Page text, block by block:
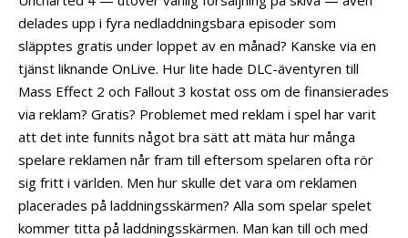
delades upp i fyra nedladdningsbara episoder som
släpptes gratis under loppet av en månad? Kanske via en
tjänst liknande OnLive. Hur lite hade DLC-äventyren till
Mass Effect 2 och Fallout 3 kostat oss om de finansierades
via reklam? Gratis? Problemet med reklam i spel har varit
att det inte funnits något bra sätt att mäta hur många
spelare reklamen når fram till eftersom spelaren ofta rör
sig fritt i världen. Men hur skulle det vara om reklamen
placerades på laddningsskärmen? Alla som spelar spelet
kommer titta på laddningsskärmen. Man kan till och med